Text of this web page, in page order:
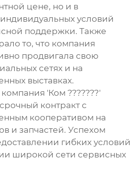
цене, но и в
условий
поддержки. Также
то, что компания
продвигала свою
сетях и на
выставках.
'Ком ???????'
контракт с
кооперативом на
и запчастей. Успехом
гибких условий
широкой сети сервисных